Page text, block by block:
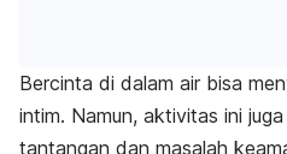
Bercinta di dalam air bisa
intim. Namun, aktivitas ini
tantangan dan masalah